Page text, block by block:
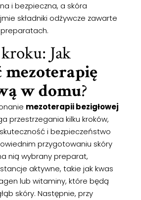
i bezpieczna, a skóra
składniki odżywcze zawarte
Jak
mezoterapię
w domu?
mezoterapii bezigłowej
przestrzegania kilku kroków,
i bezpieczeństwo
przygotowaniu skóry
nią wybrany preparat,
aktywne, takie jak kwas
lub witaminy, które będą
skóry. Następnie, przy